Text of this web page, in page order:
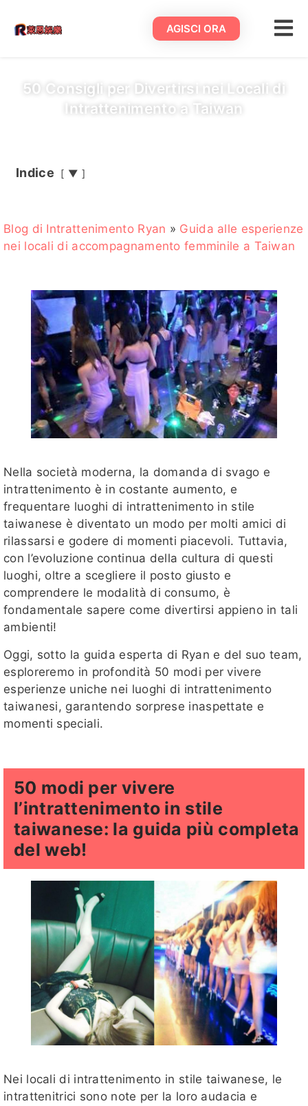
AGISCI ORA
50 Consigli per Divertirsi nei Locali di
Intrattenimento a Taiwan
Indice ▼
Blog di Intrattenimento Ryan » Guida alle esperienze
nei locali di accompagnamento femminile a Taiwan
Nella società moderna, la domanda di svago e
intrattenimento è in costante aumento, e
frequentare luoghi di intrattenimento in stile
taiwanese è diventato un modo per molti amici di
rilassarsi e godere di momenti piacevoli. Tuttavia,
con l’evoluzione continua della cultura di questi
luoghi, oltre a scegliere il posto giusto e
comprendere le modalità di consumo, è
fondamentale sapere come divertirsi appieno in tali
ambienti!
Oggi, sotto la guida esperta di Ryan e del suo team,
esploreremo in profondità 50 modi per vivere
esperienze uniche nei luoghi di intrattenimento
taiwanesi, garantendo sorprese inaspettate e
momenti speciali.
50 modi per vivere
l’intrattenimento in stile
taiwanese: la guida più completa
del web!
Nei locali di intrattenimento in stile taiwanese, le
intrattenitrici sono note per la loro audacia e